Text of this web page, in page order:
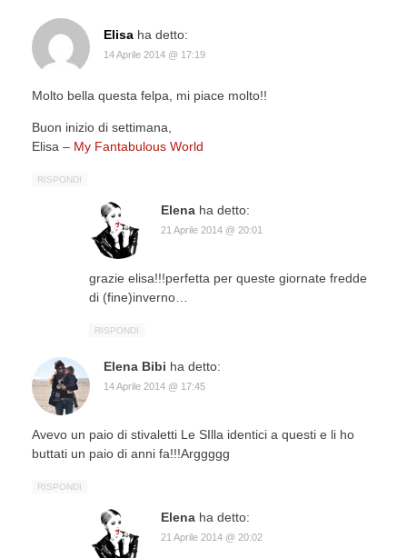
Elisa ha detto:
14 Aprile 2014 @ 17:19
Molto bella questa felpa, mi piace molto!!
Buon inizio di settimana,
Elisa – My Fantabulous World
RISPONDI
Elena ha detto:
21 Aprile 2014 @ 20:01
grazie elisa!!!perfetta per queste giornate fredde
di (fine)inverno…
RISPONDI
Elena Bibi ha detto:
14 Aprile 2014 @ 17:45
Avevo un paio di stivaletti Le SIlla identici a questi e li ho
buttati un paio di anni fa!!!Arggggg
RISPONDI
Elena ha detto:
21 Aprile 2014 @ 20:02